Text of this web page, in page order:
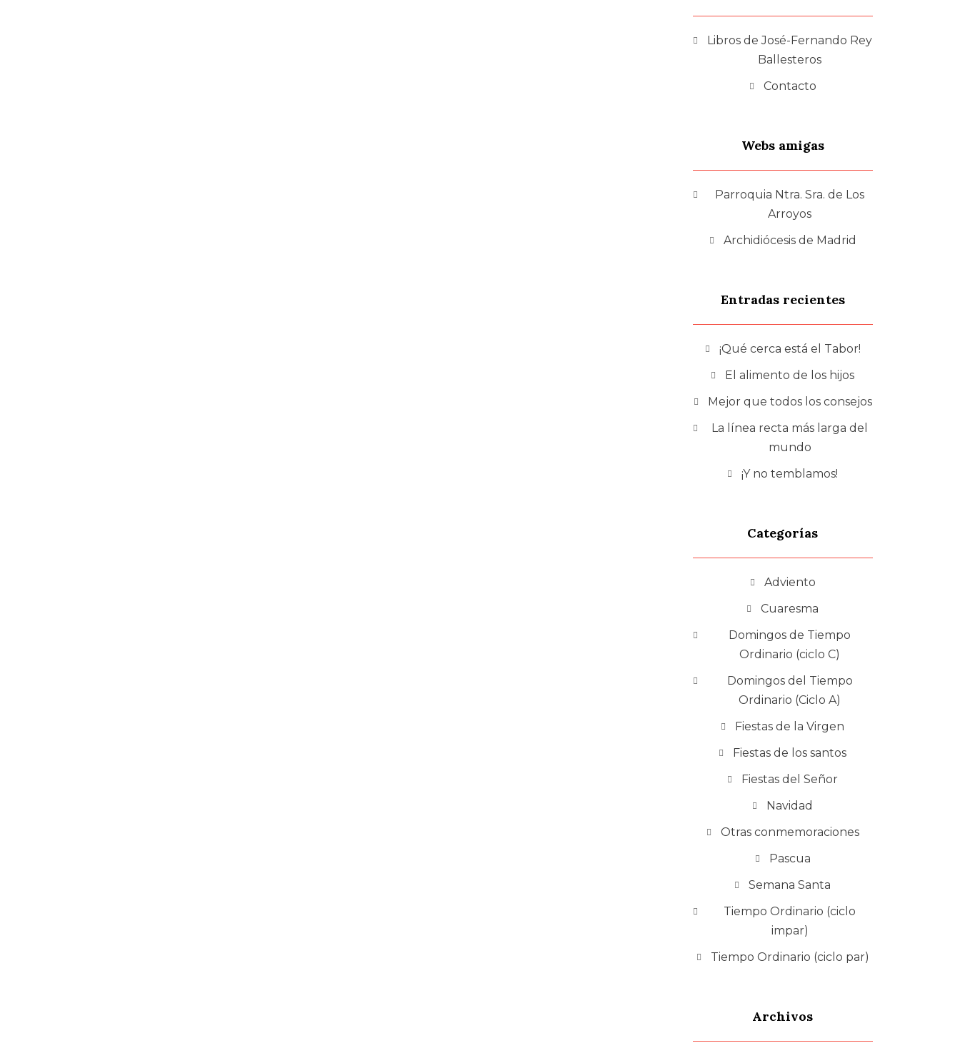
Libros de José-Fernando Rey
Ballesteros
Contacto
Webs amigas
Parroquia Ntra. Sra. de Los
Arroyos
Archidiócesis de Madrid
Entradas recientes
¡Qué cerca está el Tabor!
El alimento de los hijos
Mejor que todos los consejos
La línea recta más larga del
mundo
¡Y no temblamos!
Categorías
Adviento
Cuaresma
Domingos de Tiempo
Ordinario (ciclo C)
Domingos del Tiempo
Ordinario (Ciclo A)
Fiestas de la Virgen
Fiestas de los santos
Fiestas del Señor
Navidad
Otras conmemoraciones
Pascua
Semana Santa
Tiempo Ordinario (ciclo
impar)
Tiempo Ordinario (ciclo par)
Archivos